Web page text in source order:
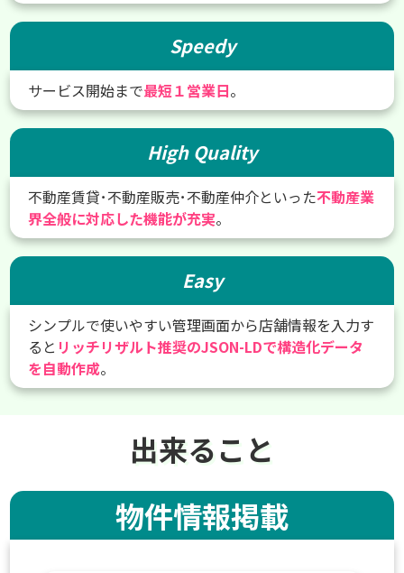
Speedy
サービス開始まで最短１営業日。
High Quality
不動産賃貸･不動産販売･不動産仲介といった不動産業
界全般に対応した機能が充実。
Easy
シンプルで使いやすい管理画面から店舗情報を入力す
ると リッチリザルト推奨のJSON-LDで構造化データ
を自動作成。
出来ること
物件情報掲載